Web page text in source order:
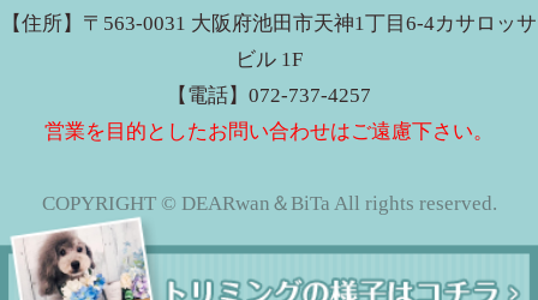
【住所】〒563-0031 大阪府池田市天神1丁目6-4カサロッサ
ビル 1F
【電話】072-737-4257
営業を目的としたお問い合わせはご遠慮下さい。
COPYRIGHT © DEARwan＆BiTa All rights reserved.